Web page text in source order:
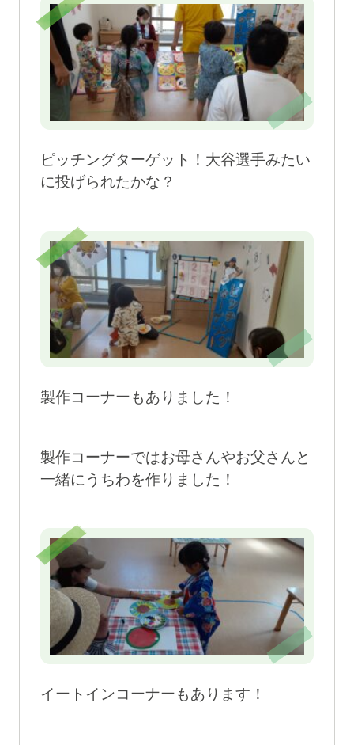
ピッチングターゲット！大谷選手みたい
に投げられたかな？
製作コーナーもありました！
製作コーナーではお母さんやお父さんと
一緒にうちわを作りました！
イートインコーナーもあります！